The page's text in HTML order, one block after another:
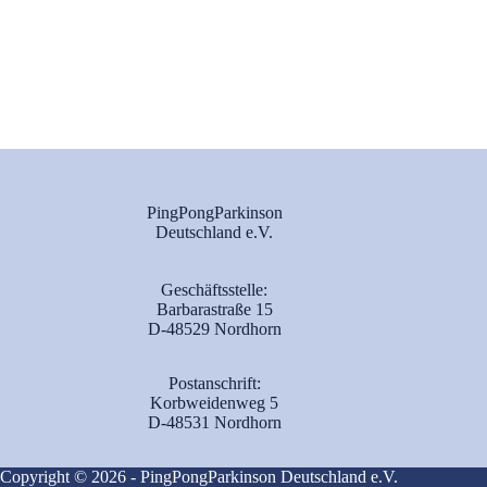
PingPongParkinson
Deutschland e.V.
Geschäftsstelle:
Barbarastraße 15
D-48529 Nordhorn
Postanschrift:
Korbweidenweg 5
D-48531 Nordhorn
Copyright © 2026 - PingPongParkinson Deutschland e.V.